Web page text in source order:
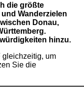
die größte
Wanderzielen
Donau,
hinzu.
gleichzeitig, um
Sie die